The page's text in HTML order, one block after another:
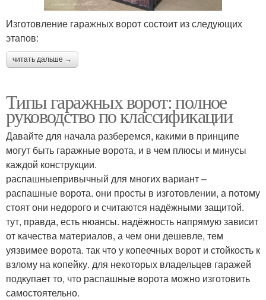
Изготовление гаражных ворот состоит из следующих
этапов:
читать дальше →
Типы гаражных ворот: полное
руководство по классификации
Давайте для начала разберемся, какими в принципе
могут быть гаражные ворота, и в чем плюсы и минусы
каждой конструкции.
распашныепривычный для многих вариант –
распашные ворота. они просты в изготовлении, а потому
стоят они недорого и считаются надёжными защитой.
тут, правда, есть нюансы. надёжность напрямую зависит
от качества материалов, а чем они дешевле, тем
уязвимее ворота. так что у копеечных ворот и стойкость к
взлому на копейку. для некоторых владельцев гаражей
подкупает то, что распашные ворота можно изготовить
самостоятельно.